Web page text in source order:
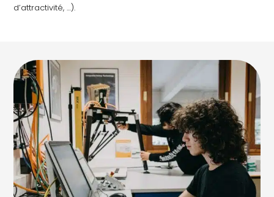
d’attractivité, …).